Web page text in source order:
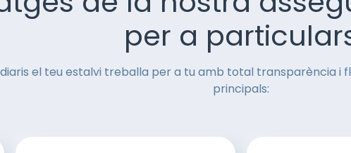
per a
el teu estalvi treballa per a tu amb total transparència i
principals: